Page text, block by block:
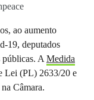
ao aumento
19, deputados
públicas. AMedida
Lei (PL) 2633/20 e
Câmara.